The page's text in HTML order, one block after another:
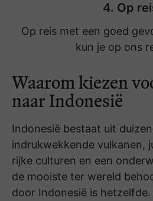
ontvangen. Daarnaast
jullie voor ons hebben
verliep prima met
busjes. Correct, schoon
Daarnaast een prachtig
besteding. Alle
verzorgd. Dus een
gehad."
4. Op
Op reis met een goed
kun je op ons
Waarom kiezen
naar Indonesië
Indonesië bestaat uit
indrukwekkende vulkanen,
rijke culturen en een
de mooiste ter wereld
door Indonesië is hetzelfde.